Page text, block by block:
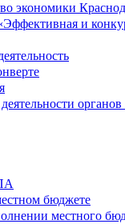
экономики
и
бюджете
местного